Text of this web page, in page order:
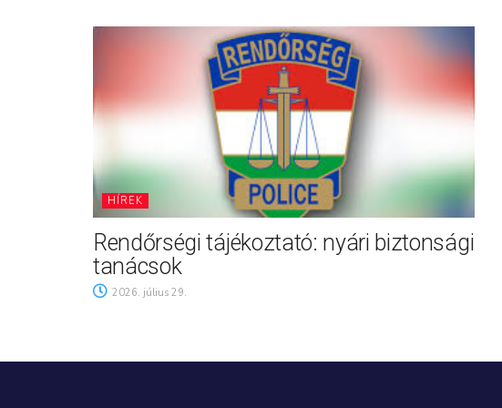
HÍREK
Rendőrségi tájékoztató: nyári biztonsági
tanácsok
2026. július 29.